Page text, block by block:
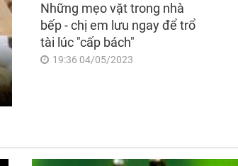
Những mẹo vặt trong nhà
bếp - chị em lưu ngay để trổ
tài lúc "cấp bách"
19:36 04/05/2023